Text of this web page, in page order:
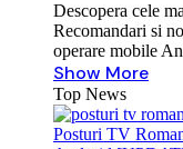
Descopera cele
Recomandari si
operare mobile
Show More
Top News
Posturi TV